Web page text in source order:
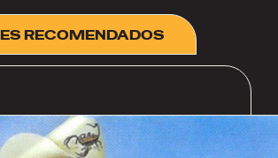
RECOMENDADOS